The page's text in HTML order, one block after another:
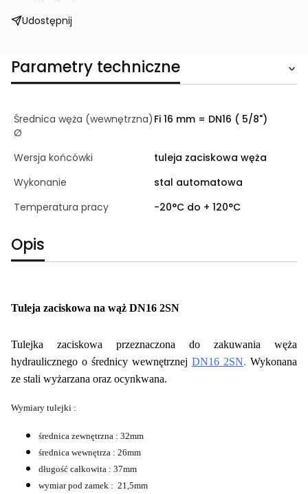
Udostępnij
Parametry techniczne
Średnica węża (wewnętrzna)
Ø
Fi 16 mm = DN16 ( 5/8")
Wersja końcówki
tuleja zaciskowa węża
Wykonanie
stal automatowa
Temperatura pracy
-20°C do + 120°C
Opis
Tuleja zaciskowa na wąż DN16 2SN
Tulejka zaciskowa przeznaczona do zakuwania węża
hydraulicznego o średnicy wewnętrznej DN16 2SN. Wykonana
ze stali wyżarzana oraz ocynkwana.
Wymiary tulejki :
średnica zewnętrzna : 32mm
średnica wewnętrza : 26mm
długość całkowita : 37mm
wymiar pod zamek : 21,5mm